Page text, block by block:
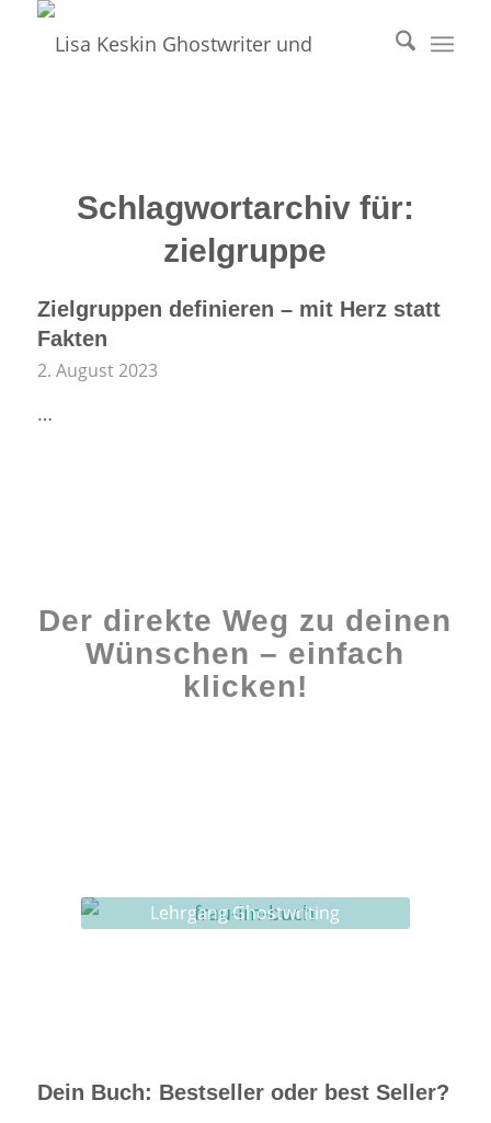
Schlagwortarchiv für:
zielgruppe
Zielgruppen definieren – mit Herz statt
Fakten
2. August 2023
…
Der direkte Weg zu deinen
Wünschen – einfach
klicken!
Lehrgang Ghostwriting
Dein Buch: Bestseller oder best Seller?